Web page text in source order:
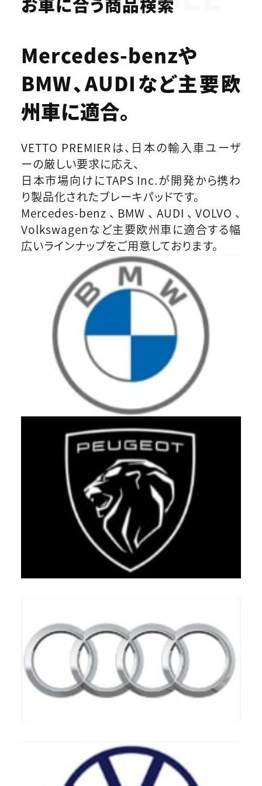
Mercedes-benzや
BMW、AUDIなど主要欧
州車に適合。
VETTO PREMIERは、日本の輸入車ユーザ
ーの厳しい要求に応え、
日本市場向けにTAPS Inc.が開発から携わ
り製品化されたブレーキパッドです。
Mercedes-benz、BMW、AUDI、VOLVO、
Volkswagenなど主要欧州車に適合する幅
広いラインナップをご用意しております。